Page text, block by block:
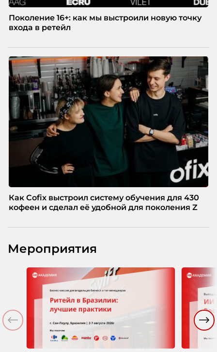
Поколение 16+: как мы выстроили новую точку
входа в ретейл
Как Cofix выстроил систему обучения для 430
кофеен и сделал её удобной для поколения Z
Мероприятия